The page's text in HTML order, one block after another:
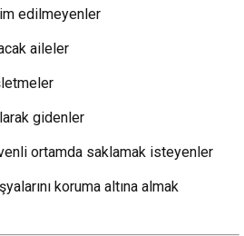
edilmeyenler
aileler
gidenler
ortamda saklamak isteyenler
koruma altına almak